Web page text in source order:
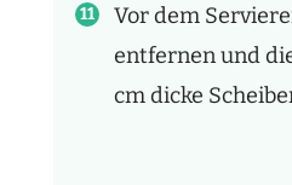
Vor dem
entfernen und
cm dicke